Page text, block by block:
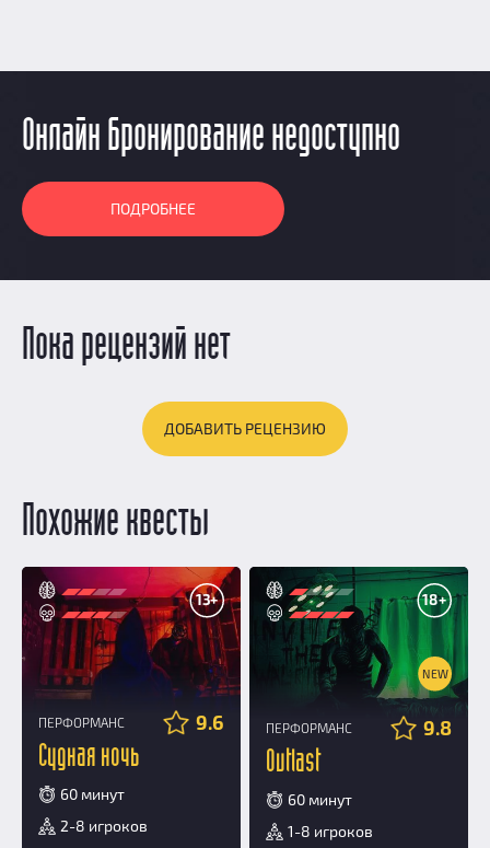
Онлайн бронирование недоступно
ПОДРОБНЕЕ
Пока рецензий нет
ДОБАВИТЬ РЕЦЕНЗИЮ
Похожие квесты
13+
ПЕРФОРМАНС 9.6
Судная ночь
60 минут
2-8 игроков
18+
NEW
ПЕРФОРМАНС 9.8
Outlast
60 минут
1-8 игроков